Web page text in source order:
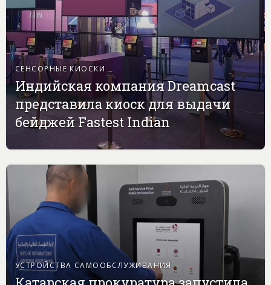
СЕНСОРНЫЕ КИОСКИ
Индийская компания Dreamcast
представила киоск для выдачи
бейджей Fastest Indian
УСТРОЙСТВА САМООБСЛУЖИВАНИЯ